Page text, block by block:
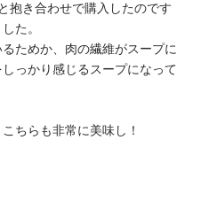
抱き合わせで購入したのです
た。
ためか、肉の繊維がスープに
っかり感じるスープになって
ちらも非常に美味し！